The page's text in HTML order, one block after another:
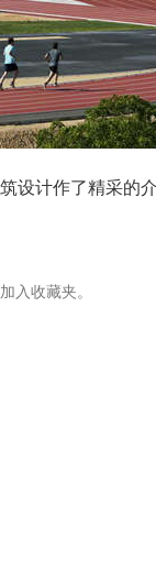
设计作了精采的
加入收藏夹。